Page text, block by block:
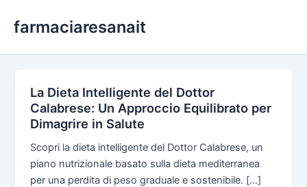
farmaciaresanait
La Dieta Intelligente del Dottor
Calabrese: Un Approccio Equilibrato per
Dimagrire in Salute
Scopri la dieta intelligente del Dottor Calabrese, un
piano nutrizionale basato sulla dieta mediterranea
per una perdita di peso graduale e sostenibile. […]